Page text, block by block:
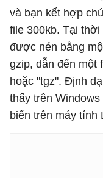
và bạn kết hợp
file 300kb. Tại
được nén bằng
gzip, dẫn đến một
hoặc "tgz". Định
thấy trên
biến trên máy tính